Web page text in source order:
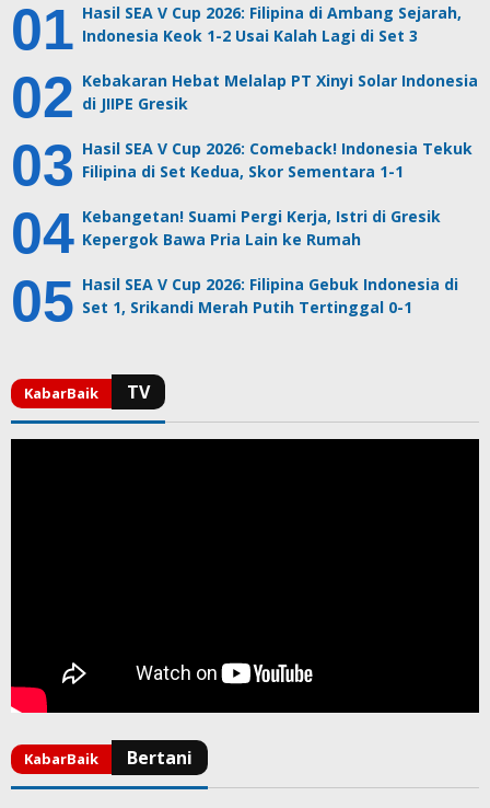
Hasil SEA V Cup 2026: Filipina di Ambang Sejarah,
Indonesia Keok 1-2 Usai Kalah Lagi di Set 3
Kebakaran Hebat Melalap PT Xinyi Solar Indonesia
di JIIPE Gresik
Hasil SEA V Cup 2026: Comeback! Indonesia Tekuk
Filipina di Set Kedua, Skor Sementara 1-1
Kebangetan! Suami Pergi Kerja, Istri di Gresik
Kepergok Bawa Pria Lain ke Rumah
Hasil SEA V Cup 2026: Filipina Gebuk Indonesia di
Set 1, Srikandi Merah Putih Tertinggal 0-1